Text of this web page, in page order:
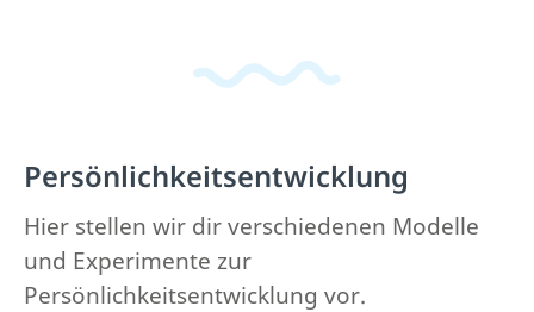
Persönlichkeitsentwicklung
Hier stellen wir dir verschiedenen Modelle
und Experimente zur
Persönlichkeitsentwicklung vor.